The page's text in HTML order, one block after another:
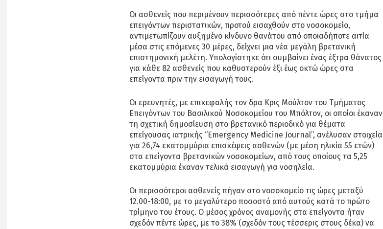
Οι ασθενείς που περιμένουν περισσότερες από πέντε ώρες στο τμήμα
επειγόντων περιστατικών, προτού εισαχθούν στο νοσοκομείο,
αντιμετωπίζουν αυξημένο κίνδυνο θανάτου από οποιαδήποτε αιτία
μέσα στις επόμενες 30 μέρες, δείχνει μια νέα μεγάλη βρετανική
επιστημονική μελέτη. Υπολογίστηκε ότι συμβαίνει ένας έξτρα θάνατος
για κάθε 82 ασθενείς που καθυστερούν έξι έως οκτώ ώρες στα
επείγοντα πριν την εισαγωγή τους.
Οι ερευνητές, με επικεφαλής τον δρα Κρις Μούλτον του Τμήματος
Επειγόντων του Βασιλικού Νοσοκομείου του Μπόλτον, οι οποίοι έκαναν
τη σχετική δημοσίευση στο βρετανικό περιοδικό για θέματα
επείγουσας ιατρικής “Emergency Medicine Journal”, ανέλυσαν στοιχεία
για 26,74 εκατομμύρια επισκέψεις ασθενών (με μέση ηλικία 55 ετών)
στα επείγοντα βρετανικών νοσοκομείων, από τους οποίους τα 5,25
εκατομμύρια έκαναν τελικά εισαγωγή για νοσηλεία.
Οι περισσότεροι ασθενείς πήγαν στο νοσοκομείο τις ώρες μεταξύ
12.00-18:00, με το μεγαλύτερο ποσοστό από αυτούς κατά το πρώτο
τρίμηνο του έτους. Ο μέσος χρόνος αναμονής στα επείγοντα ήταν
σχεδόν πέντε ώρες, με το 38% (σχεδόν τους τέσσερις στους δέκα) να